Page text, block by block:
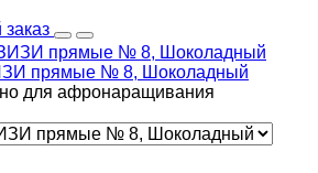
прямые № 8, Шоколадный
для афронаращивания